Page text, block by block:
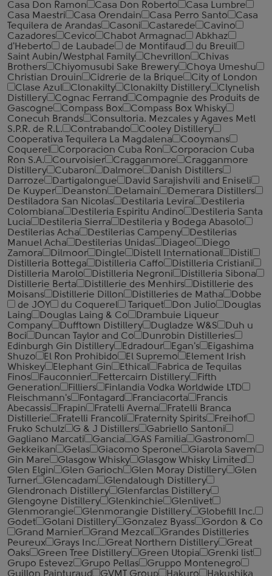
Casa Don Ramon Casa Don Roberto
Casa Lumbre
Casa Maestri
Casa Orendain Casa Perro Santo
Casa
Tequilera de Arandas
Casoni Castarede
Cavino
Cazadores
Cevico Chabot Armagnac
Abkhaz
d'Heberto
de Laubade de Montifaud
du Breuil
Saint Aubin/Westphal Family
Chevrillon
Chivas
Brothers
Chiyomusubi Sake Brewery
Choya Umeshu
Christian Drouin
Cidrerie de la Brique
City of London
Clase Azul
Clonakilty Clonakilty Distillery
Clynelish
Distillery
Cognac Ferrand
Compagnie des Produits de
Gascogne
Compass Box
Compass Box Whisky
Conecuh Brands
Consultoria. Mezcales y Agaves Metl
S.P.R. de R.L.
Contrabando
Cooley Distillery
Cooperativa Tequilera La Magdalena
Cooymans
Coquerel
Corporacion Cuba Ron
Corporacion Cuba
Ron S.A.
Courvoisier Cragganmore
Cragganmore
Distillery
Cubaron Dalmore
Danish Distillers
Darroze
Dartigalongue
David Sarajishvili and Eniseli
De Kuyper
Deanston Delamain
Demerara Distillers
Destiladora San Nicolas
Destilaria Levira
Destileria
Colombiana
Destileria Espiritu Andino
Destileria Santa
Lucia
Destileria Sierra
Destileria y Bodega Abasolo
Destilerias Acha
Destilerias Campeny
Destilerias
Manuel Acha
Destilerias Unidas Diageo
Diego
Zamora
Dilmoor Dingle Distell International
Distil
Distilleria Bottega
Distilleria Caffo
Distilleria Cristiani
Distilleria Marolo
Distilleria Negroni
Distilleria Sibona
Distillerie Berta
Distillerie des Menhirs
Distillerie des
Moisans
Distillerie Dillon Distilleries de Matha
Dobbe
de JOY
du Coquerel Tariquet Don Julio
Douglas
Laing
Douglas Laing & Co
Drambuie Liqueur
Company
Dufftown Distillery Dugladze W&S
Duh u
Boci
Duncan Taylor and Co
Dunrobin Distilleries
Edinburgh Gin Distillery
Edradour Egan's
Eigashima
Shuzo
El Ron Prohibido El Supremo
Element Irish
Whiskey
Elephant Gin Ethical
Fabrica de Tequilas
Finos
Fauconnier Fettercairn Distillery
Fifth
Generation
Filliers
Finlandia Vodka Worldwide LTD
Fleischmann's
Fontagard Franciacorta
Francis
Abecassis
Frapin Fratelli Averna
Fratelli Branca
Distillerie
Fratelli ‎Francoli Fraternity Spirits
Freihof
Fruko Schulz
G & J Distillers
Gabriello Santoni
Gagliano Marcati
Gancia GAS Familia
Gastronom
Gekkeikan
Gelas Giacomo Sperone
Giarola Savem
Gin Mare
Glasgow Whisky
Glasgow Whisky Limited
Glen Elgin
Glen Garioch Glen Moray Distillery
Glen
Turner
Glencadam
Glendalough Distillery
Glendronach Distillery
Glenfarclas Distillery
Glengoyne Distillery
Glenkinchie
Glenlivet
Glenmorangie
Glenmorangie Distillery
Globefill Inc.
Godet
Golani Distillery Gonzalez Byass
Gordon & Co
Grand Marnier
Grand Mezcal
Grandes Distilleries
Peureux
Grays Inc. Great Northern Distillery
Great
Oaks
Green Tree Distillery Green Utopia
Grenki list
Grupo Estevez
Grupo Pellas
Gruppo Montenegro